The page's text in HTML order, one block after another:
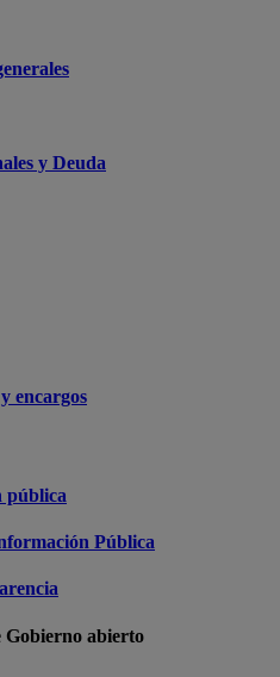
y Deuda
encargos
pública
Pública
Gobierno abierto